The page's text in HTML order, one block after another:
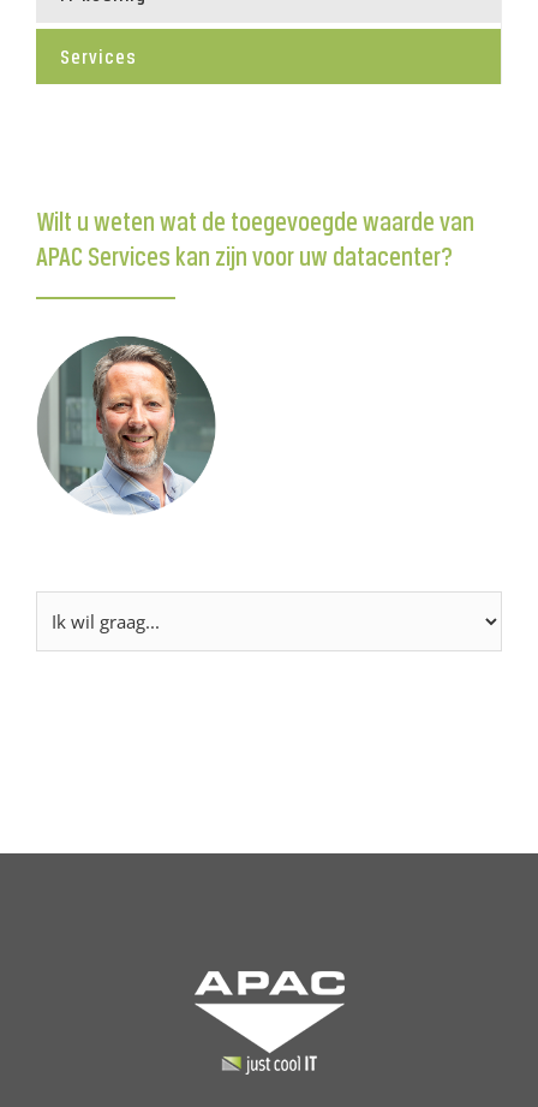
Services
Wilt u weten wat de toegevoegde waarde van
APAC Services kan zijn voor uw datacenter?
wil